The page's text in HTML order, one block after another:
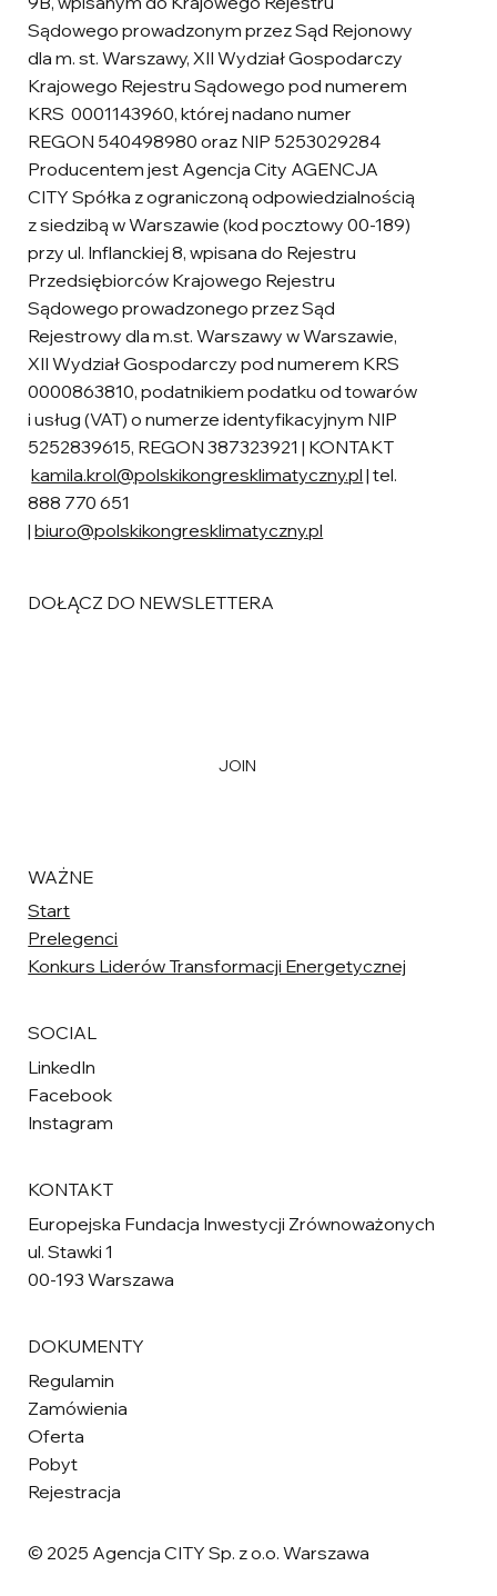
Sądowego prowadzonym przez Sąd Rejonowy
dla m. st. Warszawy, XII Wydział Gospodarczy
Krajowego Rejestru Sądowego pod numerem
KRS 0001143960, której nadano numer
REGON 540498980 oraz NIP 5253029284
Producentem jest Agencja City AGENCJA
CITY Spółka z ograniczoną odpowiedzialnością
z siedzibą w Warszawie (kod pocztowy 00-189)
przy ul. Inflanckiej 8, wpisana do Rejestru
Przedsiębiorców Krajowego Rejestru
Sądowego prowadzonego przez Sąd
Rejestrowy dla m.st. Warszawy w Warszawie,
XII Wydział Gospodarczy pod numerem KRS
0000863810, podatnikiem podatku od towarów
i usług (VAT) o numerze identyfikacyjnym NIP
5252839615, REGON 387323921 | KONTAKT
kamila.krol@polskikongresklimatyczny.pl | tel.
888 770 651
|biuro@polskikongresklimatyczny.pl
DOŁĄCZ DO NEWSLETTERA
JOIN
WAŻNE
Start
Prelegenci
Konkurs Liderów Transformacji Energetycznej
SOCIAL
LinkedIn
Facebook
Instagram
KONTAKT
Europejska Fundacja Inwestycji Zrównoważonych
ul. Stawki 1
00-193 Warszawa
DOKUMENTY
Regulamin
Zamówienia
Oferta
Pobyt
Rejestracja
© 2025 Agencja CITY Sp. z o.o. Warszawa